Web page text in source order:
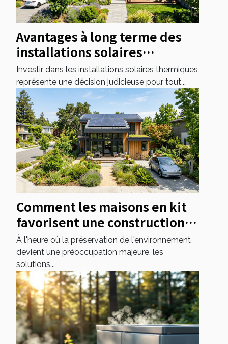
Avantages à long terme des
installations solaires
thermiques pour les foyers
Investir dans les installations solaires thermiques
représente une décision judicieuse pour tout...
Comment les maisons en kit
favorisent une construction
durable ?
À l'heure où la préservation de l'environnement
devient une préoccupation majeure, les
solutions...